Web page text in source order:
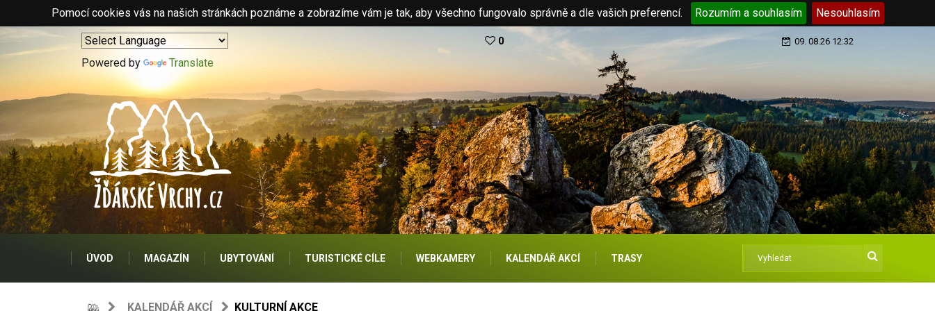
Pomocí cookies vás na našich stránkách poznáme a zobrazíme vám je tak, aby všechno fungovalo správně a dle vašich preferencí. Rozumím a souhlasím Nesouhlasím
Powered by Translate
0 09. 08.26 12:32
ÚVOD MAGAZÍN UBYTOVÁNÍ TURISTICKÉ CÍLE WEBKAMERY KALENDÁŘ AKCÍ TRASY
KALENDÁŘ AKCÍ KULTURNÍ AKCE